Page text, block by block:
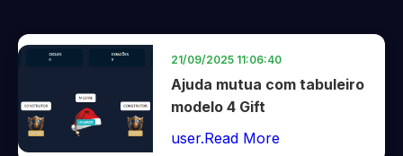
21/09/2025 11:06:40
Ajuda mutua com tabuleiro
modelo 4 Gift
user.Read More